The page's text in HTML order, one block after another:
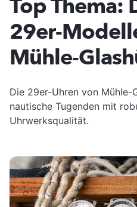
Top Thema:
29er-
Mühle-
Die 29er-Uhren von Mühle-
nautische Tugenden mit
Uhrwerksqualität.